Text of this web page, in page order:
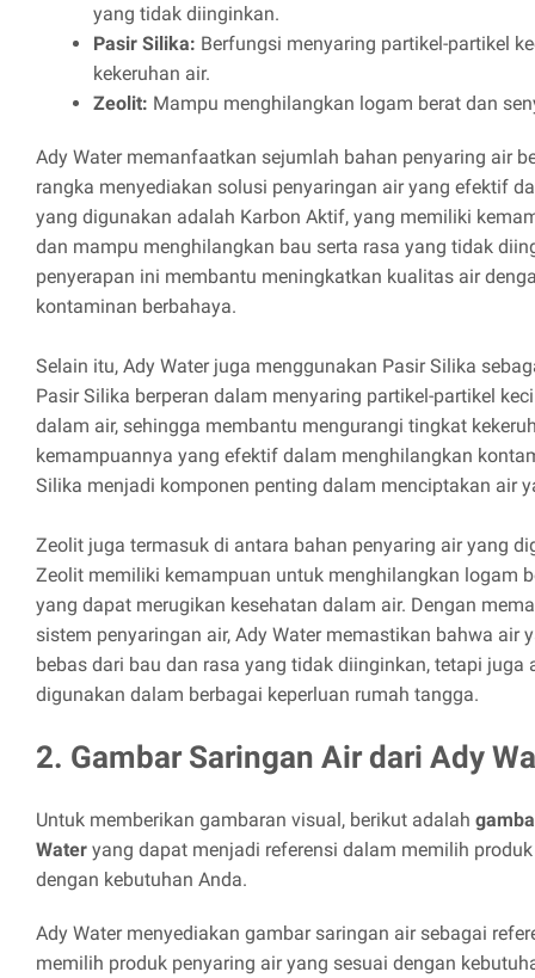
yang tidak diinginkan.
Pasir Silika: Berfungsi menyaring partikel-partikel
kekeruhan air.
Zeolit: Mampu menghilangkan logam berat dan
Ady Water memanfaatkan sejumlah bahan penyaring air
rangka menyediakan solusi penyaringan air yang efektif
yang digunakan adalah Karbon Aktif, yang memiliki
dan mampu menghilangkan bau serta rasa yang tidak
penyerapan ini membantu meningkatkan kualitas air
kontaminan berbahaya.
Selain itu, Ady Water juga menggunakan Pasir Silika
Pasir Silika berperan dalam menyaring partikel-partikel
dalam air, sehingga membantu mengurangi tingkat
kemampuannya yang efektif dalam menghilangkan
Silika menjadi komponen penting dalam menciptakan air
Zeolit juga termasuk di antara bahan penyaring air yang
Zeolit memiliki kemampuan untuk menghilangkan logam
yang dapat merugikan kesehatan dalam air. Dengan
sistem penyaringan air, Ady Water memastikan bahwa air
bebas dari bau dan rasa yang tidak diinginkan, tetapi
digunakan dalam berbagai keperluan rumah tangga.
2. Gambar Saringan Air dari Ady
Untuk memberikan gambaran visual, berikut adalah
Water yang dapat menjadi referensi dalam memilih
dengan kebutuhan Anda.
Ady Water menyediakan gambar saringan air sebagai
memilih produk penyaring air yang sesuai dengan